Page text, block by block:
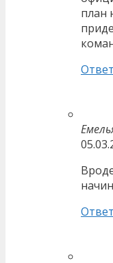
план